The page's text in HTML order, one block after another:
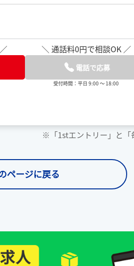
＼ 通話料0円で相談OK ／
電話で応募
受付時間：平日 9:00 ～ 18:00
※「1stエントリー」と「
ページに戻る